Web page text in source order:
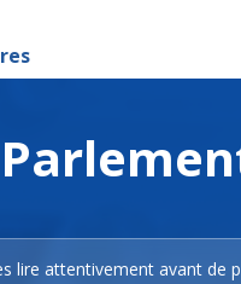
lire attentivement avant de